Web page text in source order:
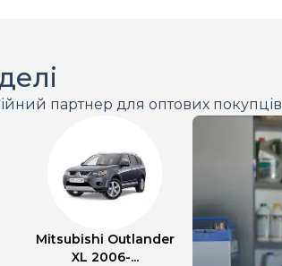
партнер для оптових покупців
Mitsubishi Outlander
XL 2006-...